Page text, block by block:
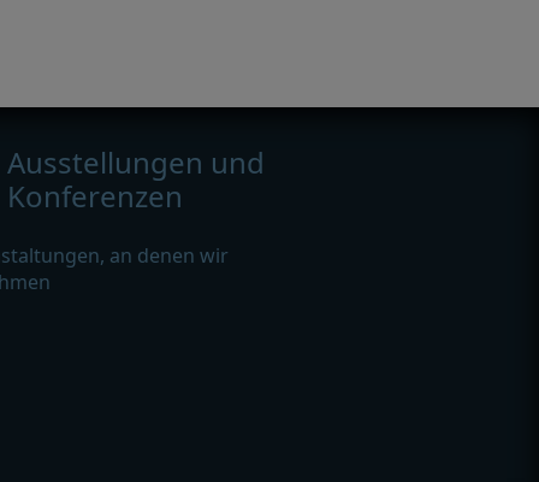
Ausstellungen und
Konferenzen
an denen wir